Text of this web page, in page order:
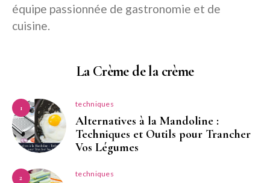
équipe passionnée de gastronomie et de
cuisine.
La Crème de la crème
1 techniques
Alternatives à la Mandoline :
Techniques et Outils pour Trancher
Vos Légumes
2 techniques